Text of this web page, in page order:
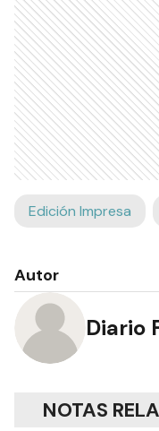
Edición Impresa
Autor
Diario
NOTAS